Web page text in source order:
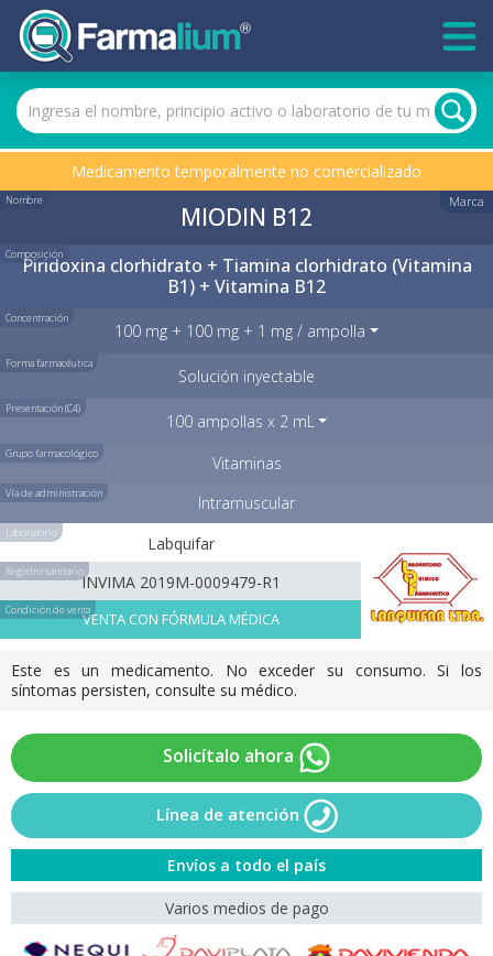
Medicamento temporalmente no comercializado
Nombre Marca
MIODIN B12
Composición
Piridoxina clorhidrato + Tiamina clorhidrato (Vitamina
B1) + Vitamina B12
Concentración
100 mg + 100 mg + 1 mg / ampolla
Forma farmacéutica
Solución inyectable
Presentación (C4)
100 ampollas x 2 mL
Grupo farmacológico Vitaminas
Vía de administración Intramuscular
Laboratorio
Labquifar
Registro sanitario
INVIMA 2019M-0009479-R1
Condición de ventaVENTA CON FÓRMULA MÉDICA
Este es un medicamento. No exceder su consumo. Si los
síntomas persisten, consulte su médico.
Solicítalo ahora
Línea de atención
Envíos a todo el país
Varios medios de pago